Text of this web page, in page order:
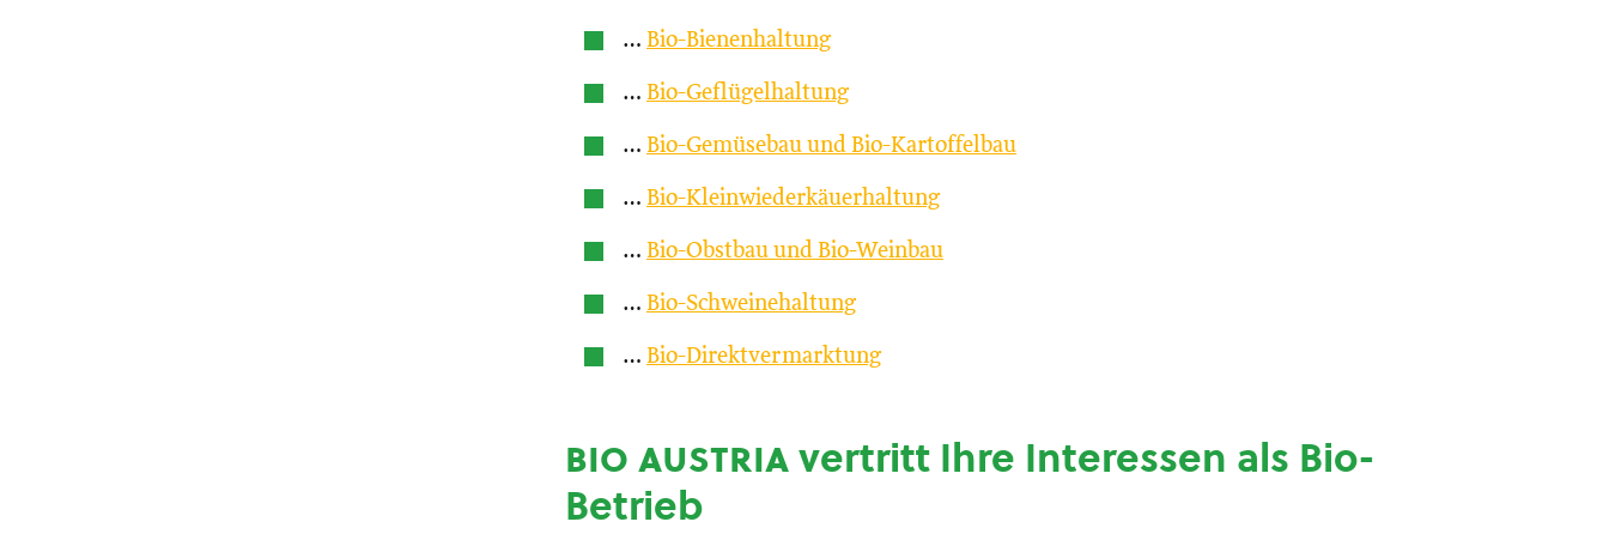
… Bio-Bienenhaltung
… Bio-Geflügelhaltung
… Bio-Gemüsebau und Bio-Kartoffelbau
… Bio-Kleinwiederkäuerhaltung
… Bio-Obstbau und Bio-Weinbau
… Bio-Schweinehaltung
… Bio-Direktvermarktung
bio austriavertritt Ihre Interessen als Bio-
Betrieb